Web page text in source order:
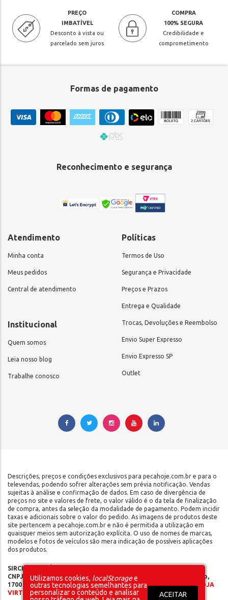
PREÇO
IMBATÍVEL
Desconto à vista ou
parcelado sem juros
COMPRA
100% SEGURA
Credibilidade e
comprometimento
Formas de pagamento
Reconhecimento e segurança
Atendimento
Minha conta
Meus pedidos
Central de atendimento
Institucional
Quem somos
Leia nosso blog
Trabalhe conosco
Políticas
Termos de Uso
Segurança e Privacidade
Preços e Prazos
Entrega e Qualidade
Trocas, Devoluções e Reembolso
Envio Super Expresso
Envio Expresso SP
Outlet
Descrições, preços e condições exclusivos para pecahoje.com.br e para o
televendas, podendo sofrer alterações sem prévia notificação. Vendas
sujeitas à análise e confirmação de dados. Em caso de divergência de
preços no site e valores de frete, o valor válido é o da tela de finalização
de compra, antes da seleção da modalidade de pagamento. Podem incidir
taxas e adicionais sobre o valor do pedido. As imagens de produtos deste
site pertencem a pecahoje.com.br e não é permitida a utilização em
quaisquer meios sem autorização explícita. O uso de nomes de marcas,
modelos e fotos de veículos são mera indicação de possíveis aplicações
dos produtos.
SIRCILLI COMÉRCIO DE COMPONENTES AUTOMOTIVOS LTDA |
CNPJ: 17.653.102/0001-09 | IE: 142.141.908.115 | Rua do Manifesto,
1700 - Ipiranga - São Paulo/SP - CEP 04209-002 |SOMOS UMA LOJA
VIRTUAL – NÃO POSSUÍMOS LOJA FÍSICA
ACEITAR
Utilizamos cookies, localStoragee
outras tecnologias semelhantes para
personalizar o conteúdo e analisar